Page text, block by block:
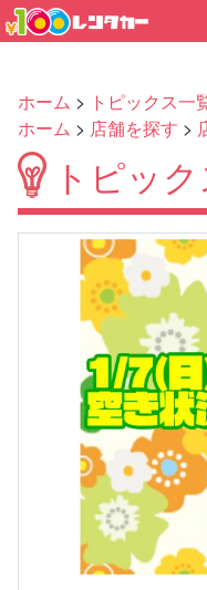
ホーム > トピックス一
ホーム > 店舗を探す >
トピッ
Previous